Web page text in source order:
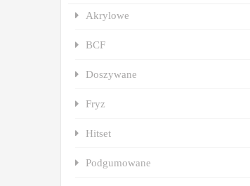
Akrylowe
BCF
Doszywane
Fryz
Hitset
Podgumowane